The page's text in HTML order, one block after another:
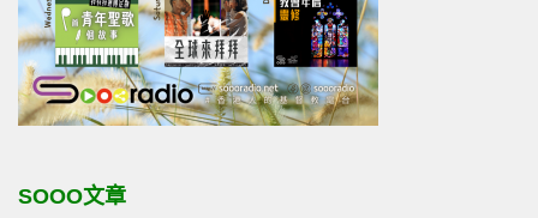
SOOO文章